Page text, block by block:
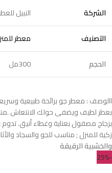
الشركة
النبيل
التصنيف
معطر
الحجم
300مل
االوصف : معطر جو برائحة طبيعية
بعطر لطيف ويضفى حولك الانتعاش
بزجاج مصقول بعناية وغطاء أنيق.
زكية للمنزل ; مناسب للجو والسجاد
والخشبية الرقيقة
-29%